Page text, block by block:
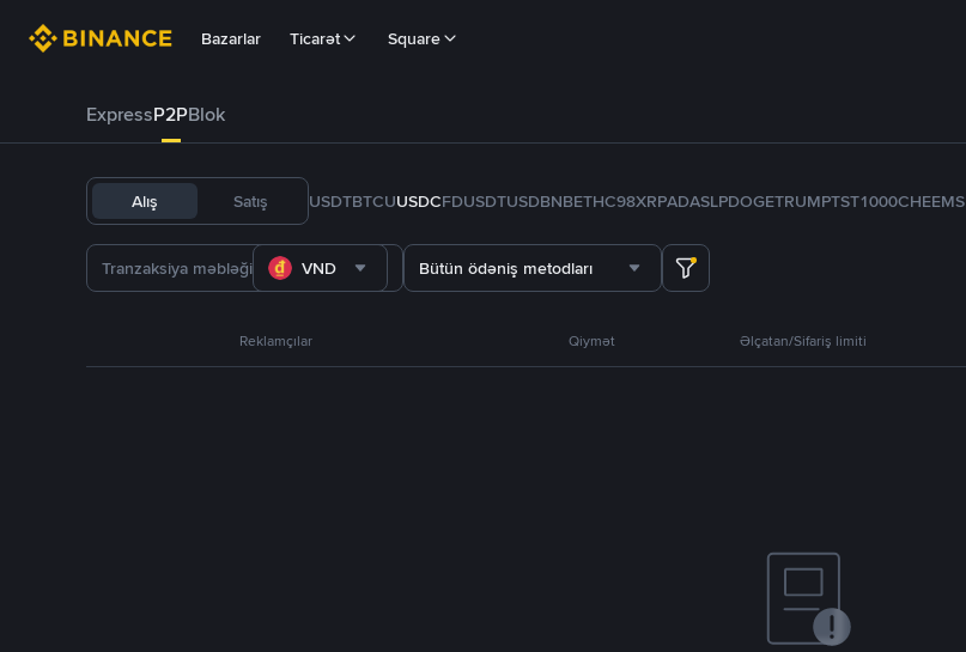
Bazarlar Ticarət Square
ExpressP2PBlok
Alış Satış USDTBTCUUSDCFDUSDTUSDBNBETHC98XRPADASLPDOGETRUMPTST1000CHEEMS
VND Bütün ödəniş metodları
Reklamçılar Qiymət Əlçatan/Sifariş limiti